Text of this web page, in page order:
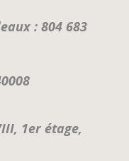
: 804 683
1er étage,